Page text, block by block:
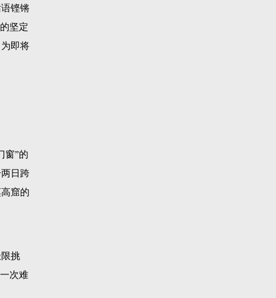
铿锵
坚定
即将
窗”的
日跨
窟的
挑
次难